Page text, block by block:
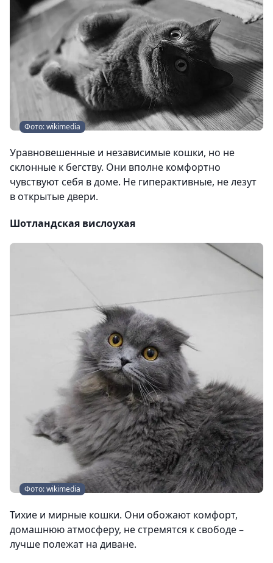
Фото: wikimedia
Уравновешенные и независимые кошки, но не
склонные к бегству. Они вполне комфортно
чувствуют себя в доме. Не гиперактивные, не лезут
в открытые двери.
Шотландская вислоухая
Фото: wikimedia
Тихие и мирные кошки. Они обожают комфорт,
домашнюю атмосферу, не стремятся к свободе –
лучше полежат на диване.